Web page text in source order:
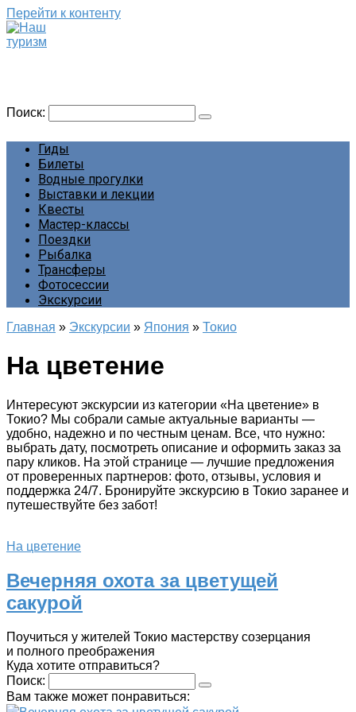
Перейти к контенту
Поиск:
Гиды
Билеты
Водные прогулки
Выставки и лекции
Квесты
Мастер-классы
Поездки
Рыбалка
Трансферы
Фотосессии
Экскурсии
Главная » Экскурсии » Япония » Токио
На цветение
Интересуют экскурсии из категории «На цветение» в
Токио? Мы собрали самые актуальные варианты —
удобно, надежно и по честным ценам. Все, что нужно:
выбрать дату, посмотреть описание и оформить заказ за
пару кликов. На этой странице — лучшие предложения
от проверенных партнеров: фото, отзывы, условия и
поддержка 24/7. Бронируйте экскурсию в Токио заранее и
путешествуйте без забот!
На цветение
Вечерняя охота за цветущей
сакурой
Поучиться у жителей Токио мастерству созерцания
и полного преображения
Куда хотите отправиться?
Поиск:
Вам также может понравиться: